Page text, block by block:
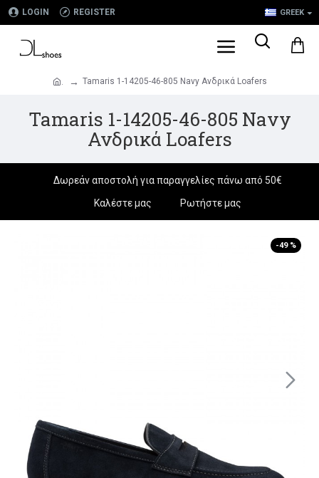
LOGIN REGISTER GREEK
. Tamaris 1-14205-46-805 Navy Ανδρικά Loafers
Tamaris 1-14205-46-805 Navy
Ανδρικά Loafers
Δωρεάν αποστολή για παραγγελίες πάνω από 50€
Καλέστε μας
Ρωτήστε μας
-49 %